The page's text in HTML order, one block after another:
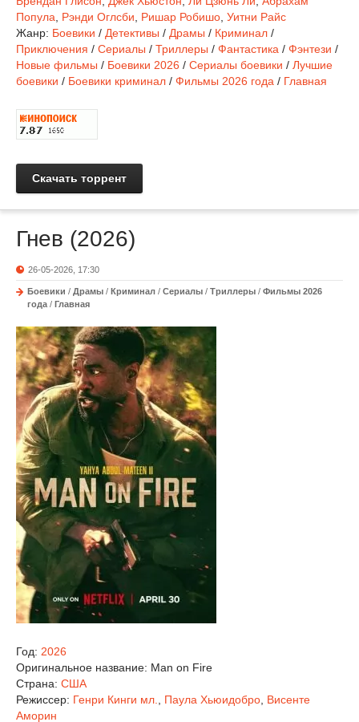
Попула
Рэнди Оглсби Ришар Робишо Уитни Райс
Жанр: Боевики / Детективы / Драмы / Криминал /
Приключения / Сериалы / Триллеры / Фантастика / Фэнтези /
Новые фильмы / Боевики 2026 / Сериалы боевики / Лучшие
боевики / Боевики криминал / Фильмы 2026 года / Главная
Скачать торрент
Гнев (2026)
26-05-2026, 17:30
Боевики / Драмы / Криминал / Сериалы / Триллеры / Фильмы 2026
года / Главная
Год: 2026
Оригинальное название: Man on Fire
Страна: США
Режиссер: Генри Кинги мл. Паула Хьюидобро Висенте
Аморин